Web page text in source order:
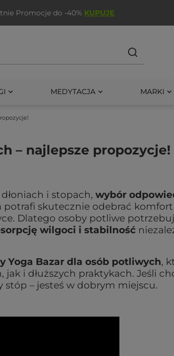
Promocje do -40% KUPUJĘ
MEDYTACJA MARKI
– najlepsze propozycje!
i stopach, wybór
potrafi skutecznie odebrać
Dlatego osoby potliwe
wilgoci i stabilność
Yoga Bazar dla osób potliwych,
i dłuższych praktykach. Jeśli
stóp – jesteś w dobrym miejscu.